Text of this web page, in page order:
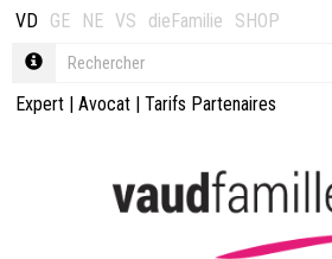
VD GE NE VS dieFamilie SHOP
Expert | Avocat | Tarifs Partenaires